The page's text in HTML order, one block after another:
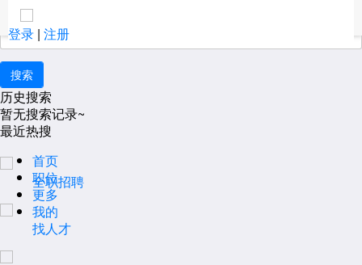
登录 | 注册
安顺大家都在搜：
全职招聘
找人才
取消
历史搜索
暂无搜索记录~
最近热搜
首页
职位
更多
我的